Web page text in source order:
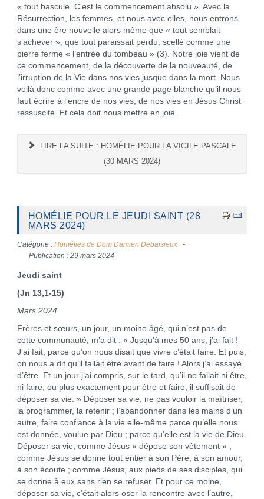
« tout bascule. C'est le commencement absolu ». Avec la
Résurrection, les femmes, et nous avec elles, nous entrons
dans une ère nouvelle alors même que « tout semblait
s’achever », que tout paraissait perdu, scellé comme une
pierre ferme « l’entrée du tombeau » (3). Notre joie vient de
ce commencement, de la découverte de la nouveauté, de
l’irruption de la Vie dans nos vies jusque dans la mort. Nous
voilà donc comme avec une grande page blanche qu’il nous
faut écrire à l’encre de nos vies, de nos vies en Jésus Christ
ressuscité. Et cela doit nous mettre en joie.
LIRE LA SUITE : HOMÉLIE POUR LA VIGILE PASCALE
(30 MARS 2024)
HOMÉLIE POUR LE JEUDI SAINT (28
MARS 2024)
Catégorie : Homélies de Dom Damien Debaisieux
Publication : 29 mars 2024
Jeudi saint
(Jn 13,1-15)
Mars 2024
Frères et sœurs, un jour, un moine âgé, qui n’est pas de
cette communauté, m’a dit : « Jusqu’à mes 50 ans, j’ai fait !
J’ai fait, parce qu’on nous disait que vivre c’était faire. Et puis,
on nous a dit qu’il fallait être avant de faire ! Alors j’ai essayé
d’être. Et un jour j’ai compris, sur le tard, qu’il ne fallait ni être,
ni faire, ou plus exactement pour être et faire, il suffisait de
déposer sa vie. » Déposer sa vie, ne pas vouloir la maîtriser,
la programmer, la retenir ; l’abandonner dans les mains d’un
autre, faire confiance à la vie elle-même parce qu’elle nous
est donnée, voulue par Dieu ; parce qu’elle est la vie de Dieu.
Déposer sa vie, comme Jésus « dépose son vêtement » ;
comme Jésus se donne tout entier à son Père, à son amour,
à son écoute ; comme Jésus, aux pieds de ses disciples, qui
se donne à eux sans rien se refuser. Et pour ce moine,
déposer sa vie, c’était alors oser la rencontre avec l’autre,